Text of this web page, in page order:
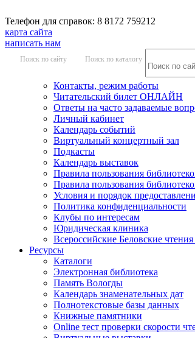
Телефон для справок: 8 8172 759212
карта сайта
написать нам
Поиск по сайту Поиск по каталогу
Контакты, режим работы
Читательский билет ОНЛАЙН
Ответы на часто задаваемые
Личный кабинет
Календарь событий
Виртуальный концертный зал
Подкасты
Календарь выставок
Правила пользования
Правила пользования
Условия и порядок
Политика конфиденциальности
Клубы по интересам
Юридическая клиника
Всероссийские Беловские
Ресурсы
Каталоги
Электронная библиотека
Память Вологды
Календарь знаменательных дат
Полнотекстовые базы данных
Книжные памятники
Online тест проверки скорости